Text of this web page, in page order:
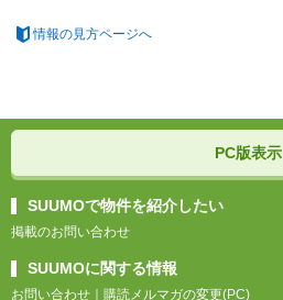
情報の見方ページへ
PC版表示
SUUMOで物件を紹介したい
掲載のお問い合わせ
SUUMOに関する情報
お問い合わせ 購読メルマガの変更(PC)